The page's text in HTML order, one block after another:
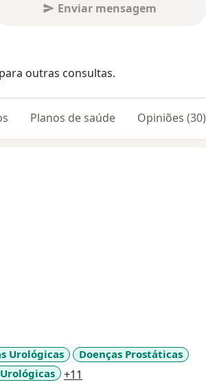
Enviar mensagem
outras consultas.
Planos de saúde Opiniões (30)
Urológicas
Doenças Prostáticas
+11